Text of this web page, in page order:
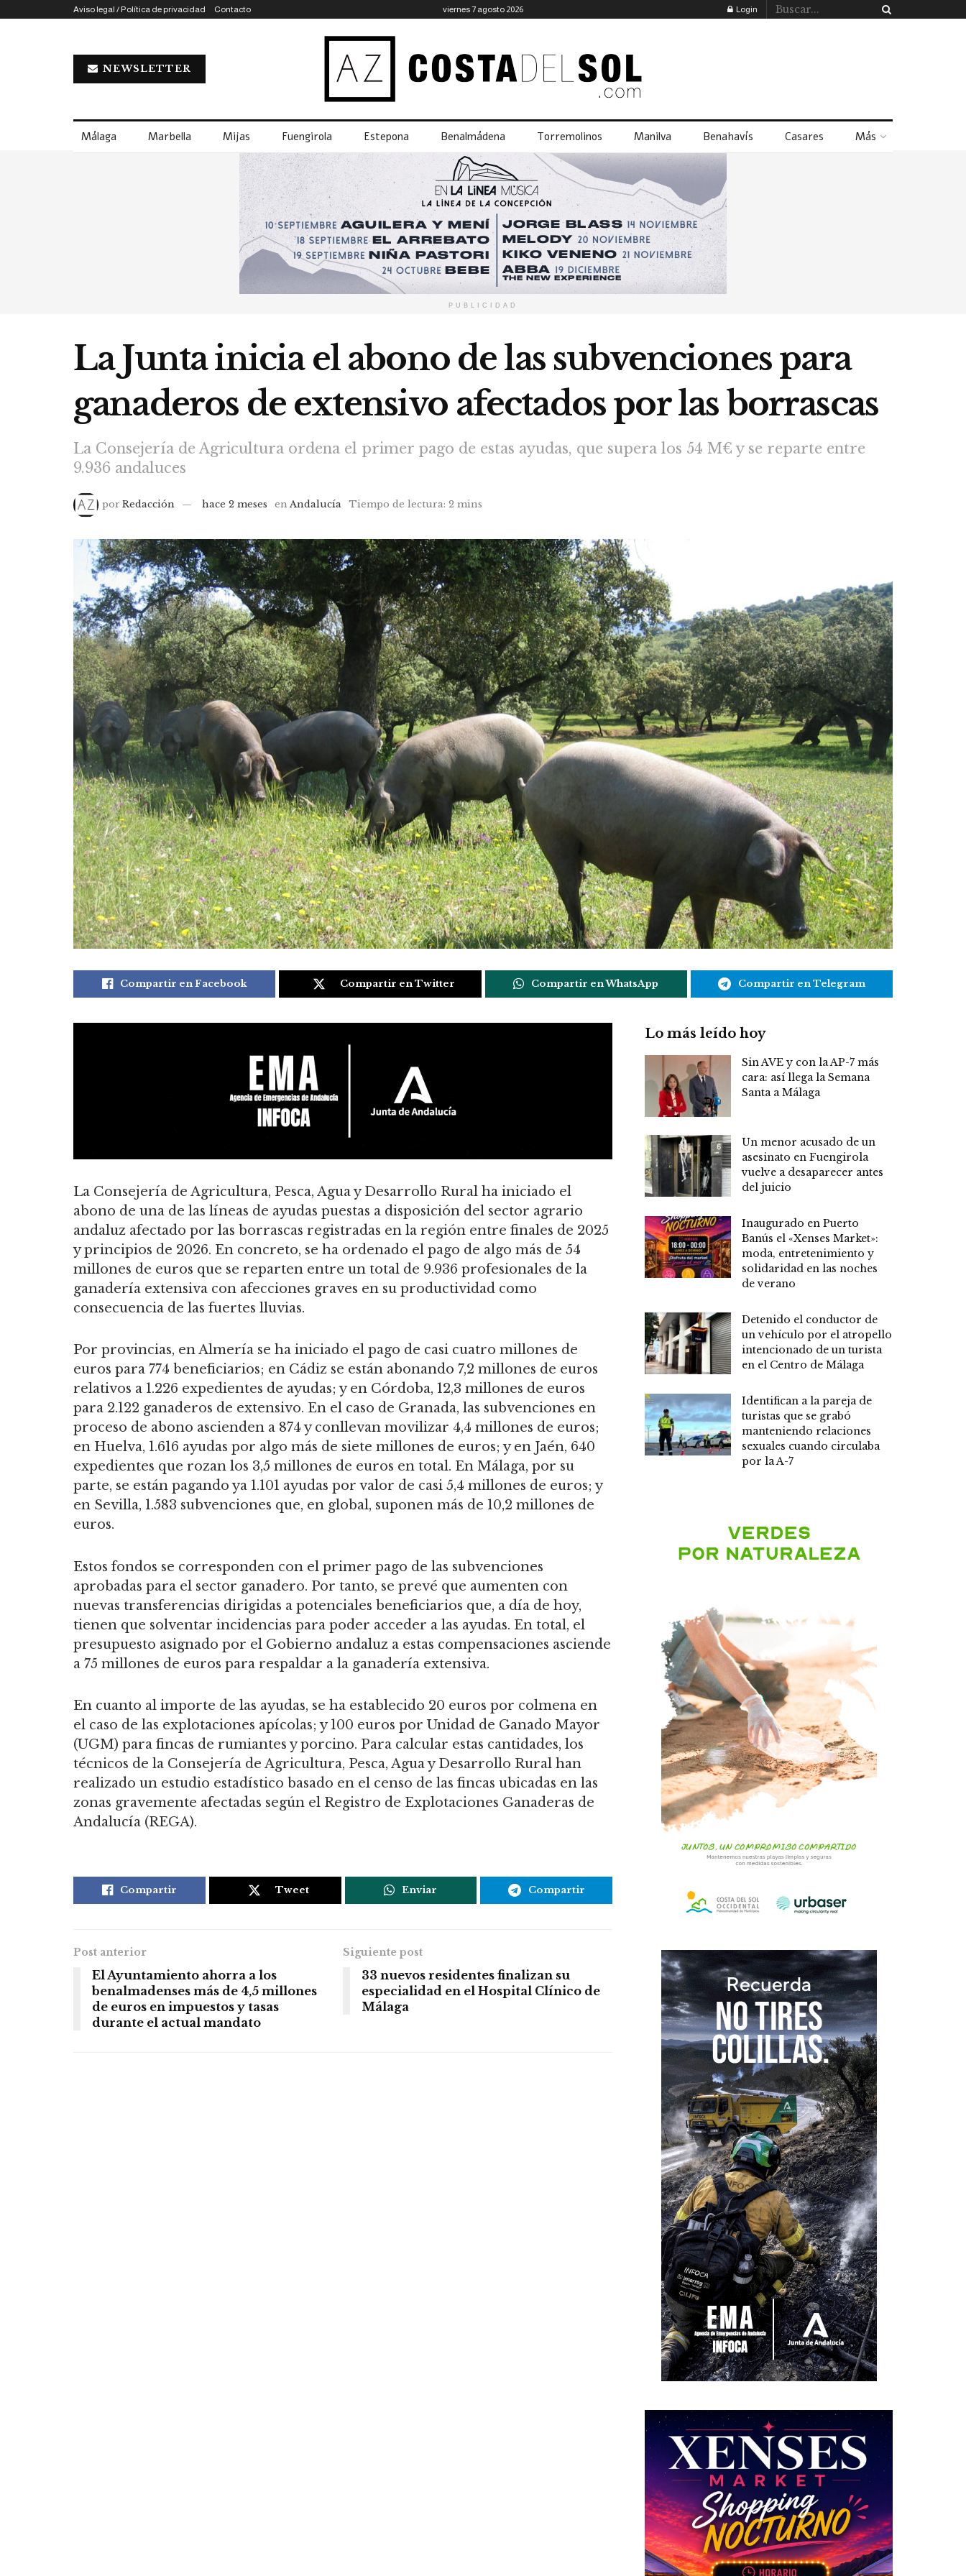
Aviso legal / Política de privacidad Contacto viernes 7 agosto 2026 Login
NEWSLETTER
Málaga Marbella Mijas Fuengirola Estepona Benalmádena Torremolinos Manilva Benahavís Casares Más
PUBLICIDAD
La Junta inicia el abono de las subvenciones para
ganaderos de extensivo afectados por las borrascas
La Consejería de Agricultura ordena el primer pago de estas ayudas, que supera los 54 M€ y se reparte entre
9.936 andaluces
por Redacción hace 2 meses en Andalucía Tiempo de lectura: 2 mins
Compartir en Facebook Compartir en Twitter Compartir en WhatsApp Compartir en Telegram
La Consejería de Agricultura, Pesca, Agua y Desarrollo Rural ha iniciado el
abono de una de las líneas de ayudas puestas a disposición del sector agrario
andaluz afectado por las borrascas registradas en la región entre finales de 2025
y principios de 2026. En concreto, se ha ordenado el pago de algo más de 54
millones de euros que se reparten entre un total de 9.936 profesionales de la
ganadería extensiva con afecciones graves en su productividad como
consecuencia de las fuertes lluvias.
Por provincias, en Almería se ha iniciado el pago de casi cuatro millones de
euros para 774 beneficiarios; en Cádiz se están abonando 7,2 millones de euros
relativos a 1.226 expedientes de ayudas; y en Córdoba, 12,3 millones de euros
para 2.122 ganaderos de extensivo. En el caso de Granada, las subvenciones en
proceso de abono ascienden a 874 y conllevan movilizar 4,4 millones de euros;
en Huelva, 1.616 ayudas por algo más de siete millones de euros; y en Jaén, 640
expedientes que rozan los 3,5 millones de euros en total. En Málaga, por su
parte, se están pagando ya 1.101 ayudas por valor de casi 5,4 millones de euros; y
en Sevilla, 1.583 subvenciones que, en global, suponen más de 10,2 millones de
euros.
Estos fondos se corresponden con el primer pago de las subvenciones
aprobadas para el sector ganadero. Por tanto, se prevé que aumenten con
nuevas transferencias dirigidas a potenciales beneficiarios que, a día de hoy,
tienen que solventar incidencias para poder acceder a las ayudas. En total, el
presupuesto asignado por el Gobierno andaluz a estas compensaciones asciende
a 75 millones de euros para respaldar a la ganadería extensiva.
En cuanto al importe de las ayudas, se ha establecido 20 euros por colmena en
el caso de las explotaciones apícolas; y 100 euros por Unidad de Ganado Mayor
(UGM) para fincas de rumiantes y porcino. Para calcular estas cantidades, los
técnicos de la Consejería de Agricultura, Pesca, Agua y Desarrollo Rural han
realizado un estudio estadístico basado en el censo de las fincas ubicadas en las
zonas gravemente afectadas según el Registro de Explotaciones Ganaderas de
Andalucía (REGA).
Compartir Tweet Enviar Compartir
Post anterior
El Ayuntamiento ahorra a los
benalmadenses más de 4,5 millones
de euros en impuestos y tasas
durante el actual mandato
Siguiente post
33 nuevos residentes finalizan su
especialidad en el Hospital Clínico de
Málaga
Lo más leído hoy
Sin AVE y con la AP-7 más
cara: así llega la Semana
Santa a Málaga
Un menor acusado de un
asesinato en Fuengirola
vuelve a desaparecer antes
del juicio
Inaugurado en Puerto
Banús el «Xenses Market»:
moda, entretenimiento y
solidaridad en las noches
de verano
Detenido el conductor de
un vehículo por el atropello
intencionado de un turista
en el Centro de Málaga
Identifican a la pareja de
turistas que se grabó
manteniendo relaciones
sexuales cuando circulaba
por la A-7